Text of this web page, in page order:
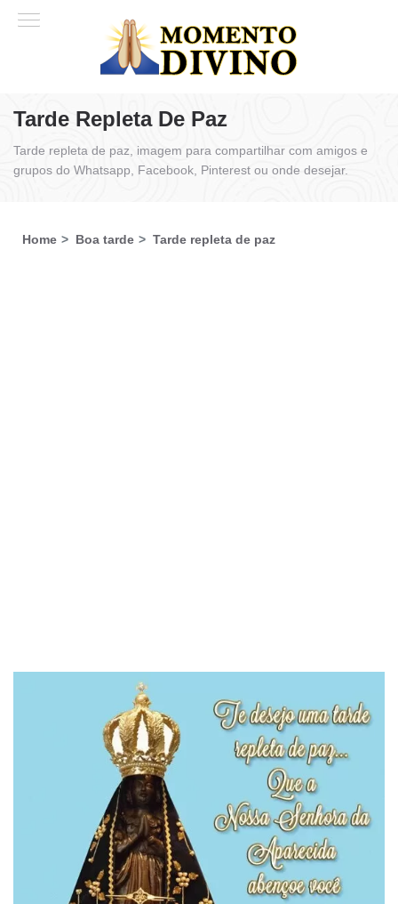
Tarde Repleta De Paz
Tarde repleta de paz, imagem para compartilhar com amigos e
grupos do Whatsapp, Facebook, Pinterest ou onde desejar.
Home Boa tarde Tarde repleta de paz